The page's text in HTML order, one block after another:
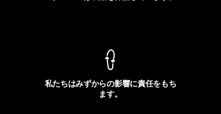
私たちはみずからの影響に責任をもち
ます。